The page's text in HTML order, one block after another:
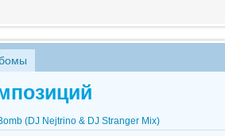
(DJ Nejtrino & DJ Stranger Mix)